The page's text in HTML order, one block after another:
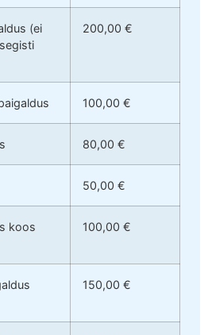
(ei
200,00 €
100,00 €
80,00 €
50,00 €
koos
100,00 €
150,00 €